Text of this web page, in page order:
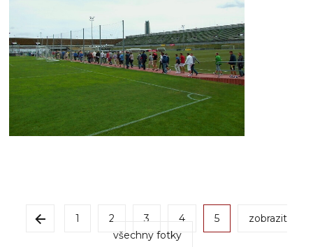
1 2 3 4 5
zobrazit
všechny fotky